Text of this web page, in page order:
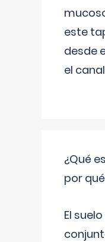
este
desde
el
¿Qué
por
El